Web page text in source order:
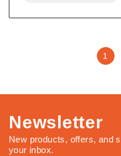
1
Newsletter
New products, offers, and
your inbox.